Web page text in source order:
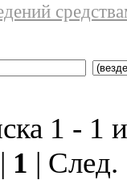
1 - 1
1 |